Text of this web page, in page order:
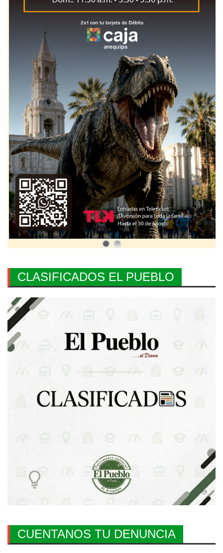
CLASIFICADOS EL PUEBLO
CUENTANOS TU DENUNCIA